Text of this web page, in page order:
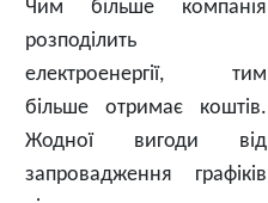
Чим більше компанія
розподілить
електроенергії, тим
більше отримає коштів.
Жодної вигоди від
запровадження графіків